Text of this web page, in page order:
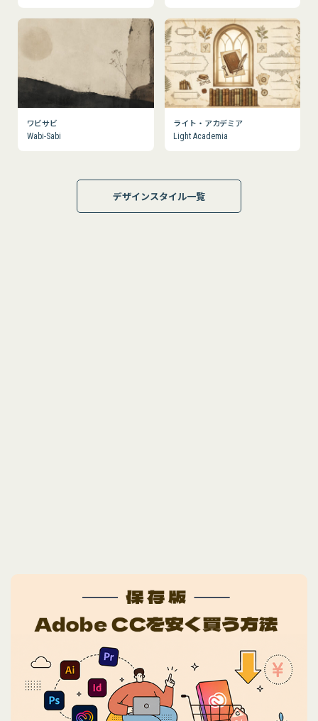
ワビサビ
Wabi-Sabi
ライト・アカデミア
Light Academia
デザインスタイル一覧